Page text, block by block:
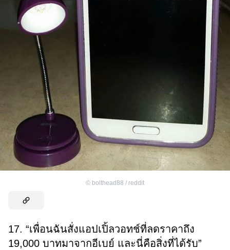
© bolthead88 / reddit
17. “เพื่อนฉันสั่งแอปเปิ้ลวอทช์ที่ลดราคาถึง
19,000 บาทมาจากอีเบย์ และนี่คือสิ่งที่ได้รับ”